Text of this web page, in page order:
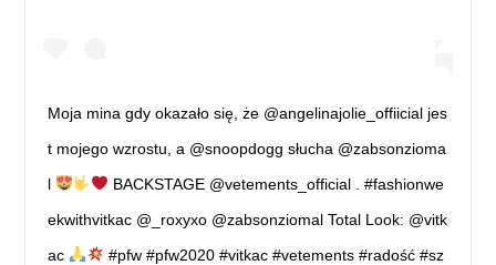
Moja mina gdy okazało się, że @angelinajolie_offiicial jes
t mojego wzrostu, a @snoopdogg słucha @zabsonzioma
l
BACKSTAGE @vetements_official . #fashionwe
ekwithvitkac @_roxyxo @zabsonziomal Total Look: @vitk
ac
#pfw #pfw2020 #vitkac #vetements #radość #sz